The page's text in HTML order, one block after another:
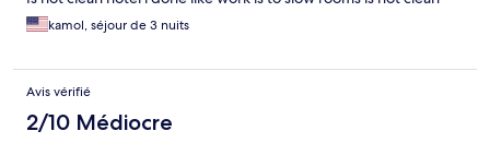
kamol, séjour de 3 nuits
Avis vérifié
2/10 Médiocre